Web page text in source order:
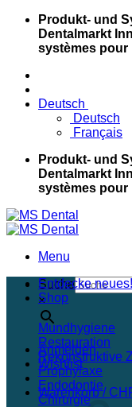
Skip
content
Produkt- und
Dentalmarkt
systèmes pour
Deutsch
Deutsch
Français
Produkt- und
Dentalmarkt
systèmes pour
Menu
Suche
×
Anmelden
Wishlist
Warenkorb /
Entdecke neues!
Shop
Mundhygiene
Restauration
Rekonstruktive
Prophylaxe
Endodontie
Chirurgie